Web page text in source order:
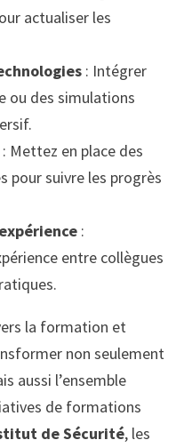
actualiser les
: Intégrer
ou des simulations
Mettez en place des
pour suivre les progrès
:
entre collègues
la formation et
non seulement
aussi l’ensemble
de formations
de Sécurité, les